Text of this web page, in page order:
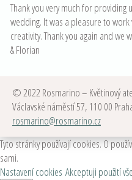
Thank you very much for
wedding. It was a pleasure to
creativity. Thank you again and we
& Florian
© 2022 Rosmarino – Květinový
Václavské náměstí 57, 110 00
rosmarino@rosmarino.cz
Tyto stránky používají cookies. O
sami.
Nastavení cookies Akceptuji použití